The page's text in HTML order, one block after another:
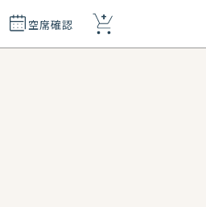
空席確認
+